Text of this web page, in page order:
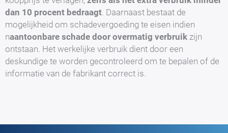
dan 10 procent bedraagt . Daarnaast bestaat de
mogelijkheid om schadevergoeding te eisen indien
naantoonbare schade door overmatig verbruik zijn
ontstaan. Het werkelijke verbruik dient door een
deskundige te worden gecontroleerd om te bepalen of de
informatie van de fabrikant correct is.